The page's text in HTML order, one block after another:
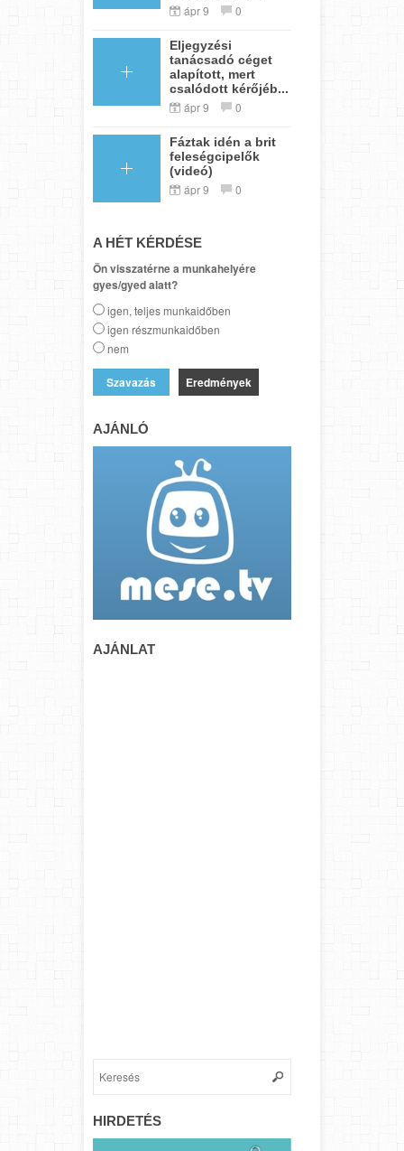
ápr 9 0
Eljegyzési
tanácsadó céget
alapított, mert
csalódott kérőjéb...
ápr 9 0
Fáztak idén a brit
feleségcipelők
(videó)
ápr 9 0
A HÉT KÉRDÉSE
Ön visszatérne a munkahelyére
gyes/gyed alatt?
igen, teljes munkaidőben
igen részmunkaidőben
nem
Eredmények
AJÁNLÓ
AJÁNLAT
HIRDETÉS